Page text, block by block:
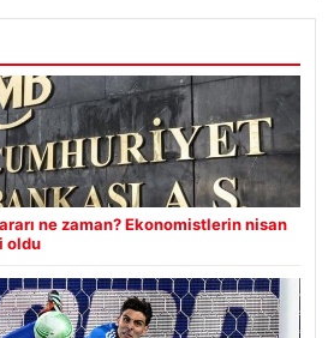
ne zaman? Ekonomistlerin nisan
oldu